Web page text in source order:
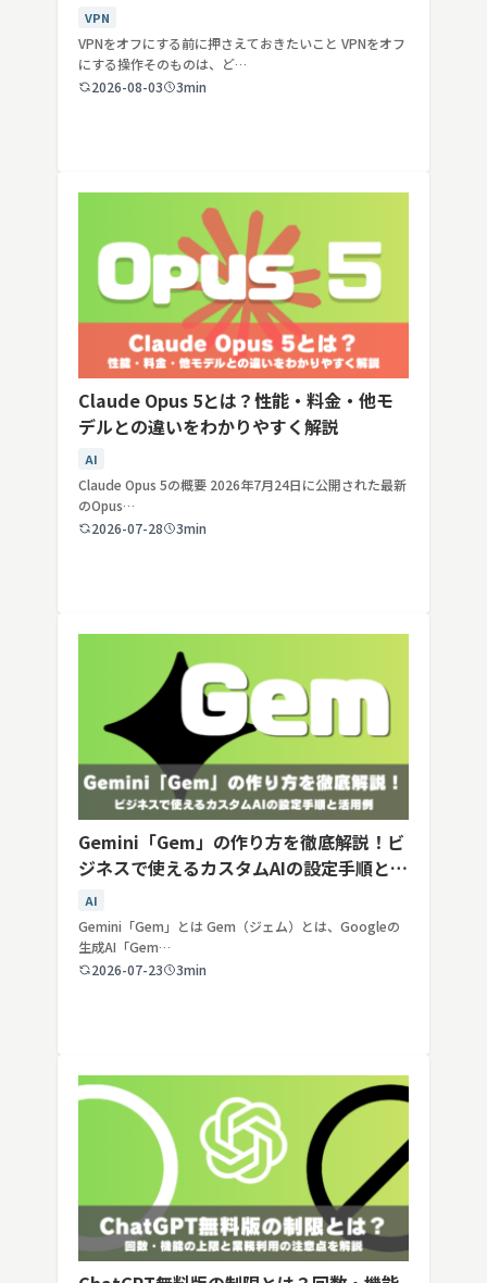
VPN
VPNをオフにする前に押さえておきたいこと VPNをオフ
にする操作そのものは、ど…
2026-08-03
3min
Claude Opus 5とは？性能・料金・他モ
デルとの違いをわかりやすく解説
AI
Claude Opus 5の概要 2026年7月24日に公開された最新
のOpus…
2026-07-28
3min
Gemini「Gem」の作り方を徹底解説！ビ
ジネスで使えるカスタムAIの設定手順と活
用例
AI
Gemini「Gem」とは Gem（ジェム）とは、Googleの
生成AI「Gem…
2026-07-23
3min